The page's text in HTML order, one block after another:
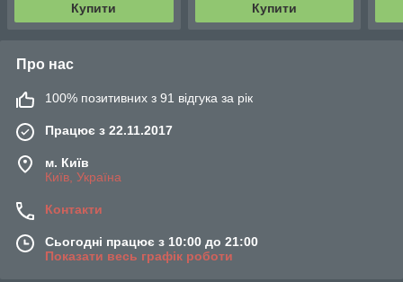
Купити Купити
Про нас
100% позитивних з 91 відгука за рік
Працює з 22.11.2017
м. Київ
Київ, Україна
Контакти
Сьогодні працює з 10:00 до 21:00
Показати весь графік роботи